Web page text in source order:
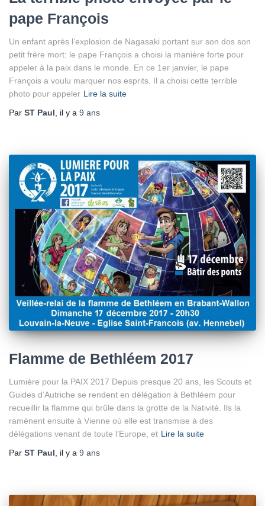
pape François
Un enfant après l’explosion de Nagasaki portant sur son dos son
petit frère mort: le pape François a choisi la manière forte pour
appeler à la paix dans le monde. En ce 1er janvier, le pape
François a voulu marquer nos esprits. Il a choisi cette terrible
photo pour appeler Lire la suite
Par ST Paul , il y a 9 ans
Flamme de Bethléem 2017
Lumière pour la PAIX 2017 Depuis presque 20 ans, les Scouts et
Guides d’Autriche se rendent en délégation à Bethléem pour
recueillir la flamme qui brûle dans la grotte de la Nativité. Ils la
ramènent ensuite à Vienne où elle est transmise à des
délégations venant de toute l’Europe, et Lire la suite
Par ST Paul , il y a 9 ans